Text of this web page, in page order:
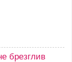
брезглив